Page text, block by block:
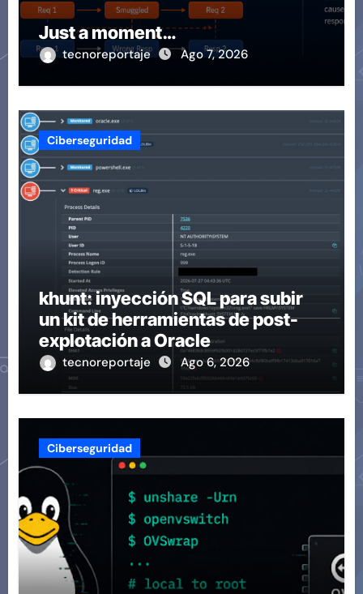
Just a moment…
tecnoreportaje Ago 7, 2026
Ciberseguridad
khunt: inyección SQL para subir
un kit de herramientas de post-
explotación a Oracle
tecnoreportaje Ago 6, 2026
Ciberseguridad